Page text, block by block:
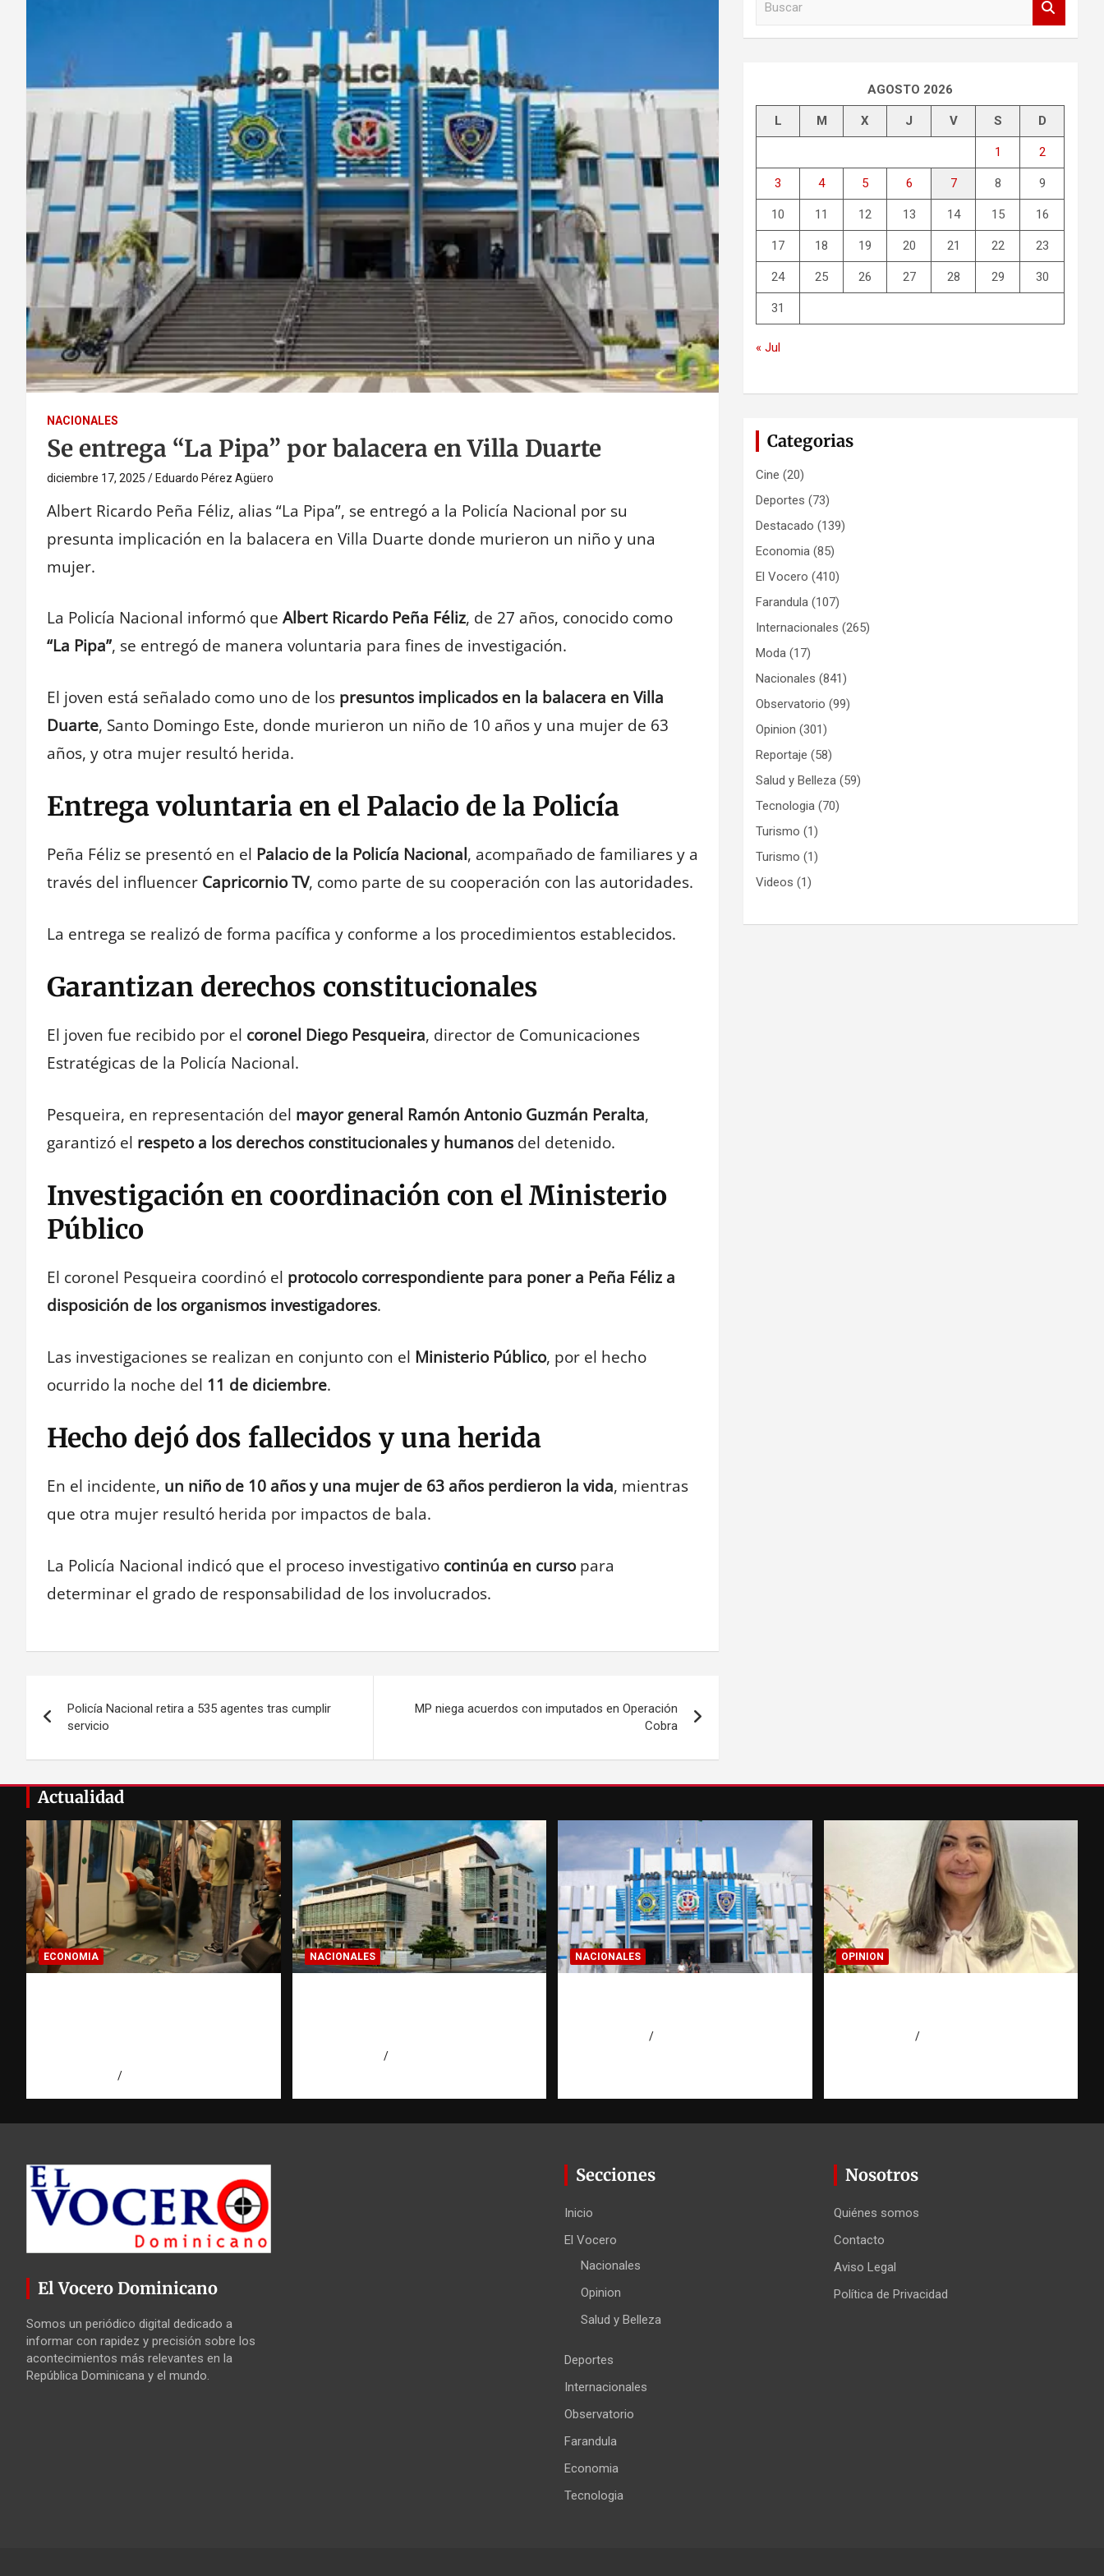
NACIONALES
Se entrega “La Pipa” por balacera en Villa Duarte
diciembre 17, 2025 Eduardo Pérez Agüero
Albert Ricardo Peña Féliz, alias “La Pipa”, se entregó a la Policía Nacional por su
presunta implicación en la balacera en Villa Duarte donde murieron un niño y una
mujer.
La Policía Nacional informó que Albert Ricardo Peña Féliz, de 27 años, conocido como
“La Pipa”, se entregó de manera voluntaria para fines de investigación.
El joven está señalado como uno de los presuntos implicados en la balacera en Villa
Duarte, Santo Domingo Este, donde murieron un niño de 10 años y una mujer de 63
años, y otra mujer resultó herida.
Entrega voluntaria en el Palacio de la Policía
Peña Féliz se presentó en el Palacio de la Policía Nacional, acompañado de familiares y a
través del influencer Capricornio TV, como parte de su cooperación con las autoridades.
La entrega se realizó de forma pacífica y conforme a los procedimientos establecidos.
Garantizan derechos constitucionales
El joven fue recibido por el coronel Diego Pesqueira, director de Comunicaciones
Estratégicas de la Policía Nacional.
Pesqueira, en representación del mayor general Ramón Antonio Guzmán Peralta,
garantizó el respeto a los derechos constitucionales y humanos del detenido.
Investigación en coordinación con el Ministerio
Público
El coronel Pesqueira coordinó el protocolo correspondiente para poner a Peña Féliz a
disposición de los organismos investigadores.
Las investigaciones se realizan en conjunto con el Ministerio Público, por el hecho
ocurrido la noche del 11 de diciembre.
Hecho dejó dos fallecidos y una herida
En el incidente, un niño de 10 años y una mujer de 63 años perdieron la vida, mientras
que otra mujer resultó herida por impactos de bala.
La Policía Nacional indicó que el proceso investigativo continúa en cursopara
determinar el grado de responsabilidad de los involucrados.
de
entradas
Policía Nacional retira a 535 agentes tras cumplir
servicio
MP niega acuerdos con imputados en Operación
Cobra
AGOSTO 2026
L M X J V S D
1 2
3 4 5 6 7 8 9
10 11 12 13 14 15 16
17 18 19 20 21 22 23
24 25 26 27 28 29 30
31
« Jul
Categorias
Cine (20)
Deportes (73)
Destacado (139)
Economia (85)
El Vocero (410)
Farandula (107)
Internacionales (265)
Moda (17)
Nacionales (841)
Observatorio (99)
Opinion (301)
Reportaje (58)
Salud y Belleza (59)
Tecnologia (70)
Turismo (1)
Turismo (1)
Videos (1)
Actualidad
ECONOMIA NACIONALES NACIONALES OPINION
El Vocero Dominicano
Somos un periódico digital dedicado a
informar con rapidez y precisión sobre los
acontecimientos más relevantes en la
República Dominicana y el mundo.
Secciones
Inicio
El Vocero
Nacionales
Opinion
Salud y Belleza
Deportes
Internacionales
Observatorio
Farandula
Economia
Tecnologia
Nosotros
Quiénes somos
Contacto
Aviso Legal
Política de Privacidad